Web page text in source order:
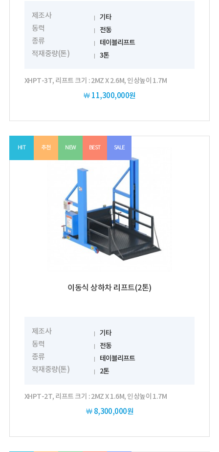
제조사
기타
동력
전동
종류
테이블리프트
적재중량(톤)
3톤
XHPT-3T, 리프트 크기 : 2MZ X 2.6M, 인상높이 1.7M
￦ 11,300,000원
이동식 상하차 리프트(2톤)
제조사
기타
동력
전동
종류
테이블리프트
적재중량(톤)
2톤
XHPT-2T, 리프트 크기 : 2MZ X 1.6M, 인상높이 1.7M
￦ 8,300,000원
HIT 추천 NEW BEST SALE